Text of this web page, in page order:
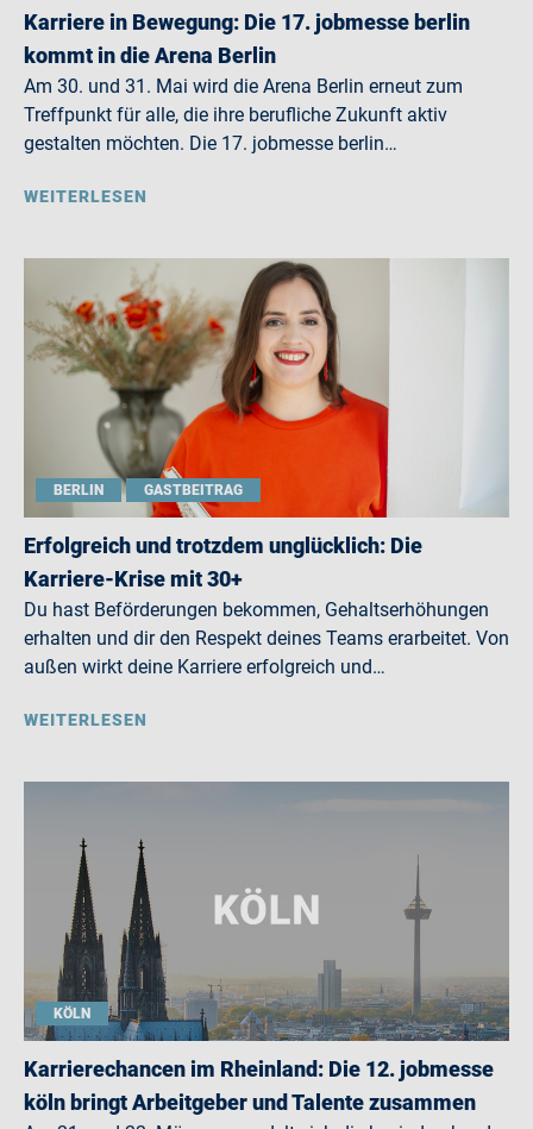
Karriere in Bewegung: Die 17. jobmesse berlin
kommt in die Arena Berlin
Am 30. und 31. Mai wird die Arena Berlin erneut zum
Treffpunkt für alle, die ihre berufliche Zukunft aktiv
gestalten möchten. Die 17. jobmesse berlin…
WEITERLESEN
BERLIN GASTBEITRAG
Erfolgreich und trotzdem unglücklich: Die
Karriere-Krise mit 30+
Du hast Beförderungen bekommen, Gehaltserhöhungen
erhalten und dir den Respekt deines Teams erarbeitet. Von
außen wirkt deine Karriere erfolgreich und…
WEITERLESEN
KÖLN
Karrierechancen im Rheinland: Die 12. jobmesse
köln bringt Arbeitgeber und Talente zusammen